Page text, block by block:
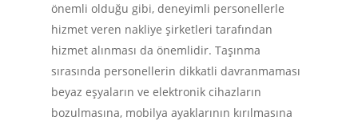
önemli olduğu gibi, deneyimli personellerle
hizmet veren nakliye şirketleri tarafından
hizmet alınması da önemlidir. Taşınma
sırasında personellerin dikkatli davranmaması
beyaz eşyaların ve elektronik cihazların
bozulmasına, mobilya ayaklarının kırılmasına